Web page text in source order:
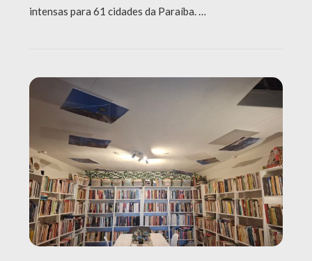
intensas para 61 cidades da Paraíba. …